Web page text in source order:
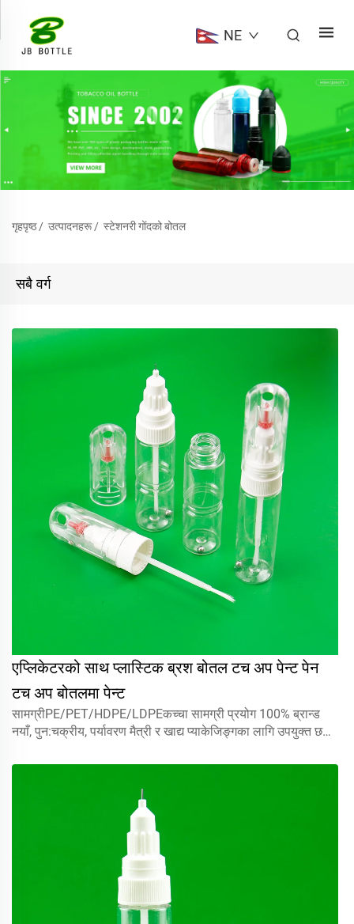
NE
गृहपृष्ठ/ उत्पादनहरू/ स्टेशनरी गोंदको बोतल
सबै वर्ग
एप्लिकेटरको साथ प्लास्टिक ब्रश बोतल टच अप पेन्ट पेन
टच अप बोतलमा पेन्ट
सामग्रीPE/PET/HDPE/LDPEकच्चा सामग्री प्रयोग 100% ब्रान्ड
नयाँ, पुन:चक्रीय, पर्यावरण मैत्री र खाद्य प्याकेजिङ्गका लागि उपयुक्त छ।
गर्नुहोस् कस्टमका लागि क्यापमिस्ट स्प्रेयर, स्क्रू क्याप्स, डिस्क टोप